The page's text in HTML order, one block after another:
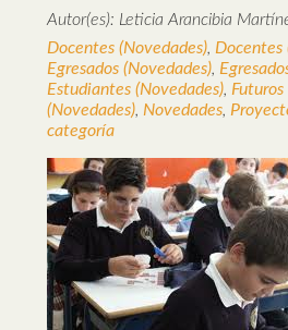
Autor(es): Leticia Arancibia
Docentes (Novedades), Docentes
Egresados (Novedades),
Estudiantes (Novedades),
(Novedades), Novedades,
categoría